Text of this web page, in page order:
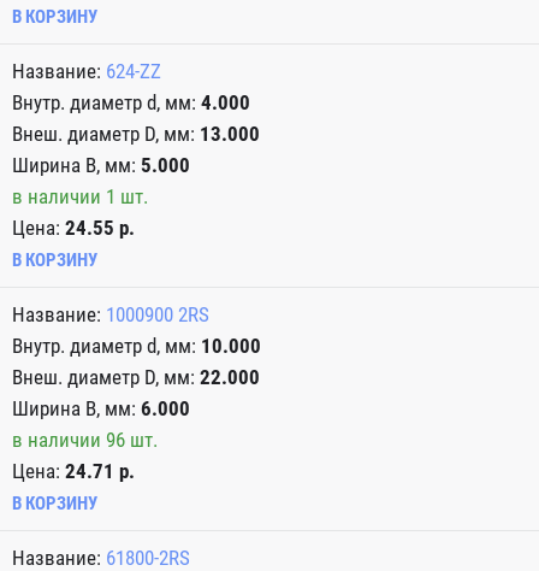
В КОРЗИНУ
624-ZZ
4.000
13.000
5.000
в наличии 1 шт.
Цена: 24.55 р.
В КОРЗИНУ
1000900 2RS
10.000
22.000
6.000
в наличии 96 шт.
Цена: 24.71 р.
В КОРЗИНУ
61800-2RS